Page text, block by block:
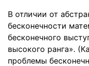
В отличии от
бесконечности
бесконечного
высокого ранга».
проблемы